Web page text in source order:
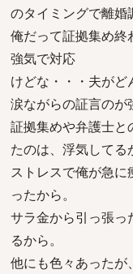
のタイミングで離婚
俺だって証拠集め終
強気で対応
けどな・・・夫が
涙ながらの証言のが
証拠集めや弁護士と
たのは、浮気してる
ストレスで俺が急
ったから。
サラ金から引っ張っ
るから。
他にも色々あったが